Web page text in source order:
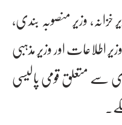
وزیر منصوبہ بندی،
اطلاعات اور وزیر مذہبی
سے متعلق قومی پالیسی